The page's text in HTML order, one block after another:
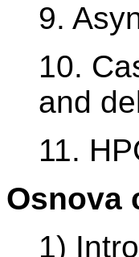
9.
10.
and
11.
Osnova
1)